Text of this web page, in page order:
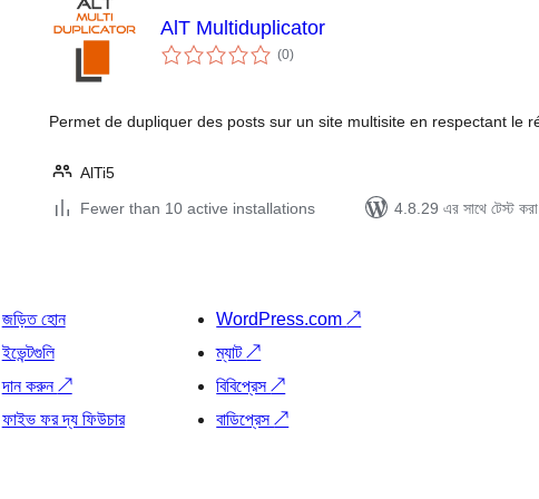
AlT Multiduplicator
(0total
ratings
)
Permet de dupliquer des posts sur un site multisite en respectant le
AlTi5
Fewer than 10 active installations
4.8.29 এর সাথে টেস্ট করা
জড়িত হোন
ইভেন্টগুলি
দান করুন↗
ফাইভ ফর দ্য ফিউচার
WordPress.com↗
ম্যাট↗
বিবিপ্রেস↗
বাডিপ্রেস↗